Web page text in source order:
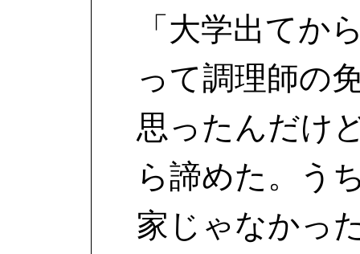
「大学出てか
って調理師の
思ったんだけ
ら諦めた。う
家じゃなかっ